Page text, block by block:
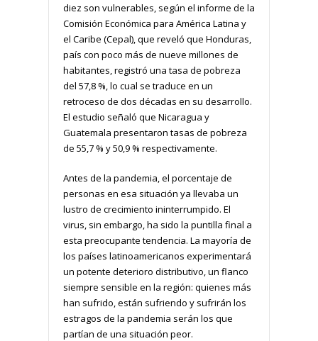
diez son vulnerables, según el informe de la
Comisión Económica para América Latina y
el Caribe (Cepal), que reveló que Honduras,
país con poco más de nueve millones de
habitantes, registró una tasa de pobreza
del 57,8 %, lo cual se traduce en un
retroceso de dos décadas en su desarrollo.
El estudio señaló que Nicaragua y
Guatemala presentaron tasas de pobreza
de 55,7 % y 50,9 % respectivamente.
Antes de la pandemia, el porcentaje de
personas en esa situación ya llevaba un
lustro de crecimiento ininterrumpido. El
virus, sin embargo, ha sido la puntilla final a
esta preocupante tendencia. La mayoría de
los países latinoamericanos experimentará
un potente deterioro distributivo, un flanco
siempre sensible en la región: quienes más
han sufrido, están sufriendo y sufrirán los
estragos de la pandemia serán los que
partían de una situación peor.